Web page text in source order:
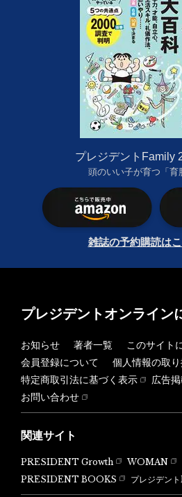
プレジデントFamily
頭のいい子が育つ「育
雑誌の予約購読は
プレジデントオンライン
お知らせ 著者一覧
このサイト
会員登録について
個人情報の取
特定商取引法に基づく表示
広告
お問い合わせ
関連サイト
PRESIDENT Growth WOMAN
PRESIDENT BOOKS
プレジデン